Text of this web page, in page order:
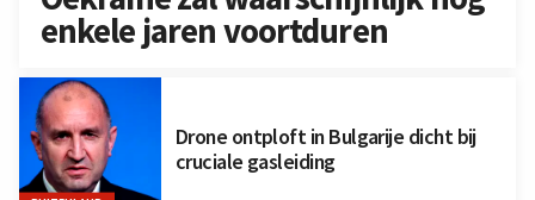
enkele jaren voortduren
Drone ontploft in Bulgarije dicht bij
cruciale gasleiding